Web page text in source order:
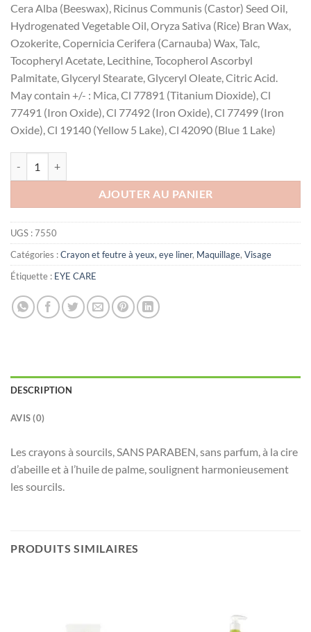
Cera Alba (Beeswax), Ricinus Communis (Castor) Seed Oil,
Hydrogenated Vegetable Oil, Oryza Sativa (Rice) Bran Wax,
Ozokerite, Copernicia Cerifera (Carnauba) Wax, Talc,
Tocopheryl Acetate, Lecithine, Tocopherol Ascorbyl
Palmitate, Glyceryl Stearate, Glyceryl Oleate, Citric Acid.
May contain +/- : Mica, Cl 77891 (Titanium Dioxide), Cl
77491 (Iron Oxide), Cl 77492 (Iron Oxide), Cl 77499 (Iron
Oxide), Cl 19140 (Yellow 5 Lake), Cl 42090 (Blue 1 Lake)
AJOUTER AU PANIER
UGS :7550
Catégories :Crayon et feutre à yeux, eye liner, Maquillage, Visage
Étiquette : EYE CARE
DESCRIPTION
AVIS (0)
Les crayons à sourcils, SANS PARABEN, sans parfum, à la cire
d’abeille et à l’huile de palme, soulignent harmonieusement
les sourcils.
PRODUITS SIMILAIRES